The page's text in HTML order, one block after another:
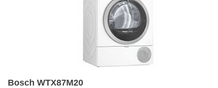
Bosch WTX87M20